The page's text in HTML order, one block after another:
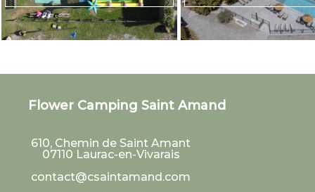
Flower Camping Saint Amand
610, Chemin de Saint Amant
07110 Laurac-en-Vivarais
contact@csaintamand.com